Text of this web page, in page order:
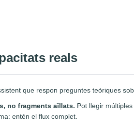
reals
que respon preguntes teòriques
no fragments aïllats. Pot llegir
entén el flux complet.